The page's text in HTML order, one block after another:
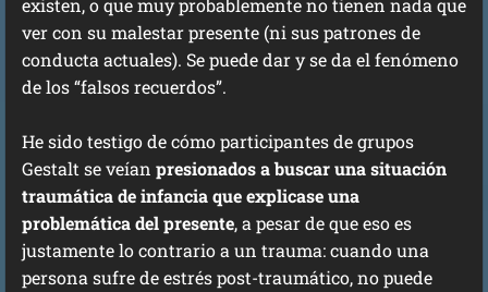
existen, o que muy probablemente no tienen nada que
ver con su malestar presente (ni sus patrones de
conducta actuales). Se puede dar y se da el fenómeno
de los “falsos recuerdos”.
He sido testigo de cómo participantes de grupos
Gestalt se veían presionados a buscar una situación
traumática de infancia que explicase una
problemática del presente, a pesar de que eso es
justamente lo contrario a un trauma: cuando una
persona sufre de estrés post-traumático, no puede